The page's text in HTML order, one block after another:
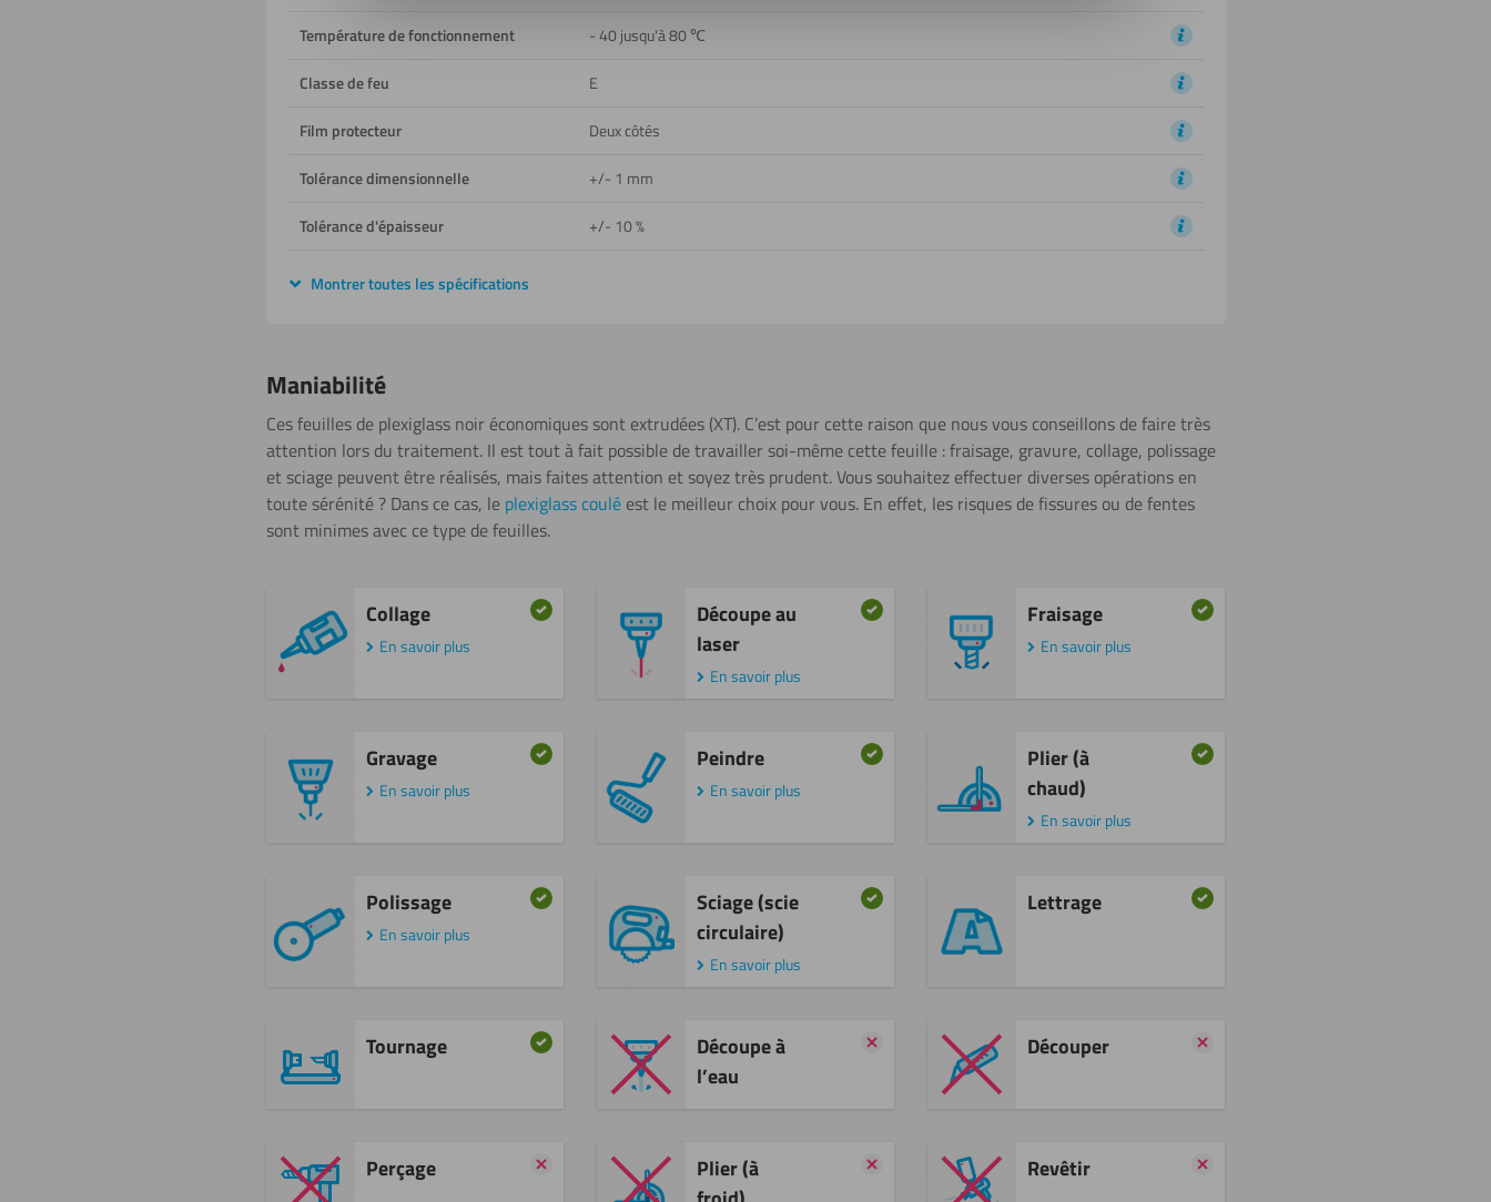
Température de fonctionnement - 40 jusqu'à 80 ℃
Classe de feu E
Film protecteur Deux côtés
Tolérance dimensionnelle +/- 1 mm
Tolérance d'épaisseur +/- 10 %
Montrer toutes les spécifications
Maniabilité
Ces feuilles de plexiglass noir économiques sont extrudées (XT). C’est pour cette raison que nous vous conseillons de faire très
attention lors du traitement. Il est tout à fait possible de travailler soi-même cette feuille : fraisage, gravure, collage, polissage
et sciage peuvent être réalisés, mais faites attention et soyez très prudent. Vous souhaitez effectuer diverses opérations en
toute sérénité ? Dans ce cas, le plexiglass couléest le meilleur choix pour vous. En effet, les risques de fissures ou de fentes
sont minimes avec ce type de feuilles.
Collage
En savoir plus
Découpe au
laser
En savoir plus
Fraisage
En savoir plus
Gravage
En savoir plus
Peindre
En savoir plus
Plier (à
chaud)
En savoir plus
Polissage
En savoir plus
Sciage (scie
circulaire)
En savoir plus
Lettrage
Tournage
Découpe à
l’eau
Découper
Perçage
Plier (à
Revêtir